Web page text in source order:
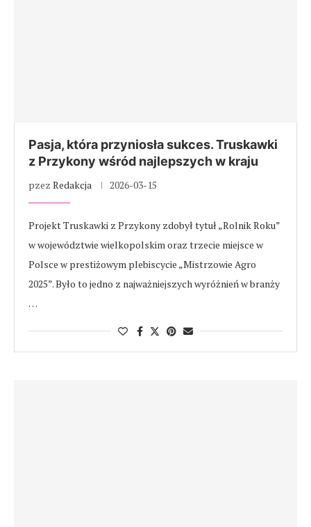
Pasja, która przyniosła sukces. Truskawki
z Przykony wśród najlepszych w kraju
pzez Redakcja 2026-03-15
Projekt Truskawki z Przykony zdobył tytuł „Rolnik Roku”
w województwie wielkopolskim oraz trzecie miejsce w
Polsce w prestiżowym plebiscycie „Mistrzowie Agro
2025”. Było to jedno z najważniejszych wyróżnień w branży
…